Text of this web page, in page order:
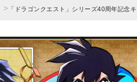
> 「ドラゴンクエスト」シリーズ40周年記念